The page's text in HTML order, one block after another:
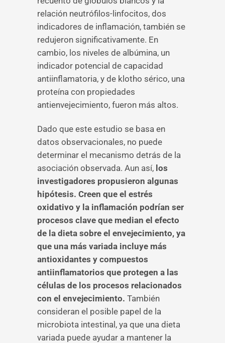
relación neutrófilos-linfocitos, dos
indicadores de inflamación, también se
redujeron significativamente. En
cambio, los niveles de albúmina, un
indicador potencial de capacidad
antiinflamatoria, y de klotho sérico, una
proteína con propiedades
antienvejecimiento, fueron más altos.
Dado que este estudio se basa en
datos observacionales, no puede
determinar el mecanismo detrás de la
asociación observada. Aun así, los
investigadores propusieron algunas
hipótesis. Creen que el estrés
oxidativo y la inflamación podrían ser
procesos clave que median el efecto
de la dieta sobre el envejecimiento, ya
que una más variada incluye más
antioxidantes y compuestos
antiinflamatorios que protegen a las
células de los procesos relacionados
con el envejecimiento. También
consideran el posible papel de la
microbiota intestinal, ya que una dieta
variada puede ayudar a mantener la